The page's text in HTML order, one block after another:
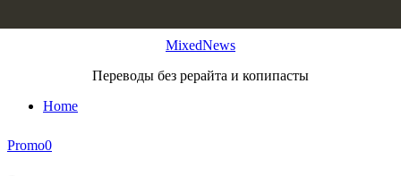
MixedNews
Переводы без рерайта и копипасты
Home
Promo0